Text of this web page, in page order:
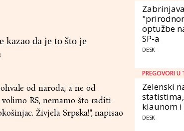
kazao da je to što je
od naroda, a ne od
RS, nemamo što raditi
Živjela Srpska!", napisao
optužbe
SP-a
DESK
PREGOVORI U
Zelenski
klaunom
DESK